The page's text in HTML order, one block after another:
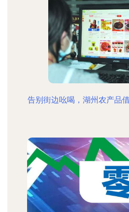
告别街边吆喝，湖州农产品